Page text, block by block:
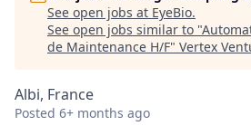
See open jobs at EyeBio.
See open jobs similar to "
de Maintenance H/F" Vertex
Albi, France
Posted 6+ months ago